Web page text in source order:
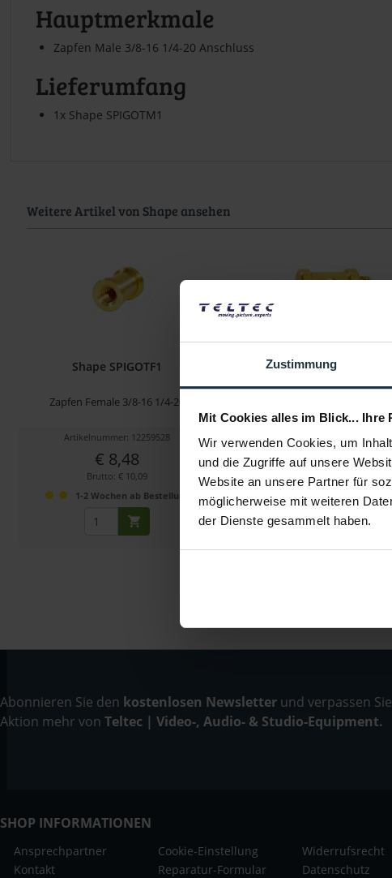
Zustimmung
Mit Cookies alles im Blick... Ihre
Wir verwenden Cookies, um
und die Zugriffe auf unsere
Website an unsere Partner für
möglicherweise mit weiteren
der Dienste gesammelt haben.
Hauptmerkmale
Zapfen Male 3/8-16 1/4-20 Anschluss
Lieferumfang
1x Shape SPIGOTM1
Weitere Artikel von Shape ansehen
Shape SPIGOTF1
Zapfen Female 3/8-16 1/4-20
Artikelnummer: 12259528
€ 8,48
Brutto: € 10,09
1-2 Wochen ab Bestellung
Shape SPIGOTM1
Artikelnummer: 12259529
-6% € 8,00
Brutto: € 9,52
1-2 Wochen ab
Abonnieren Sie den kostenlosen Newsletter und verpassen
Aktion mehr von Teltec | Video-, Audio- & Studio-Equipment.
SHOP INFORMATIONEN
Ansprechpartner
Kontakt
Cookie-Einstellung
Reparatur-Formular
Widerrufsrecht
Datenschutz